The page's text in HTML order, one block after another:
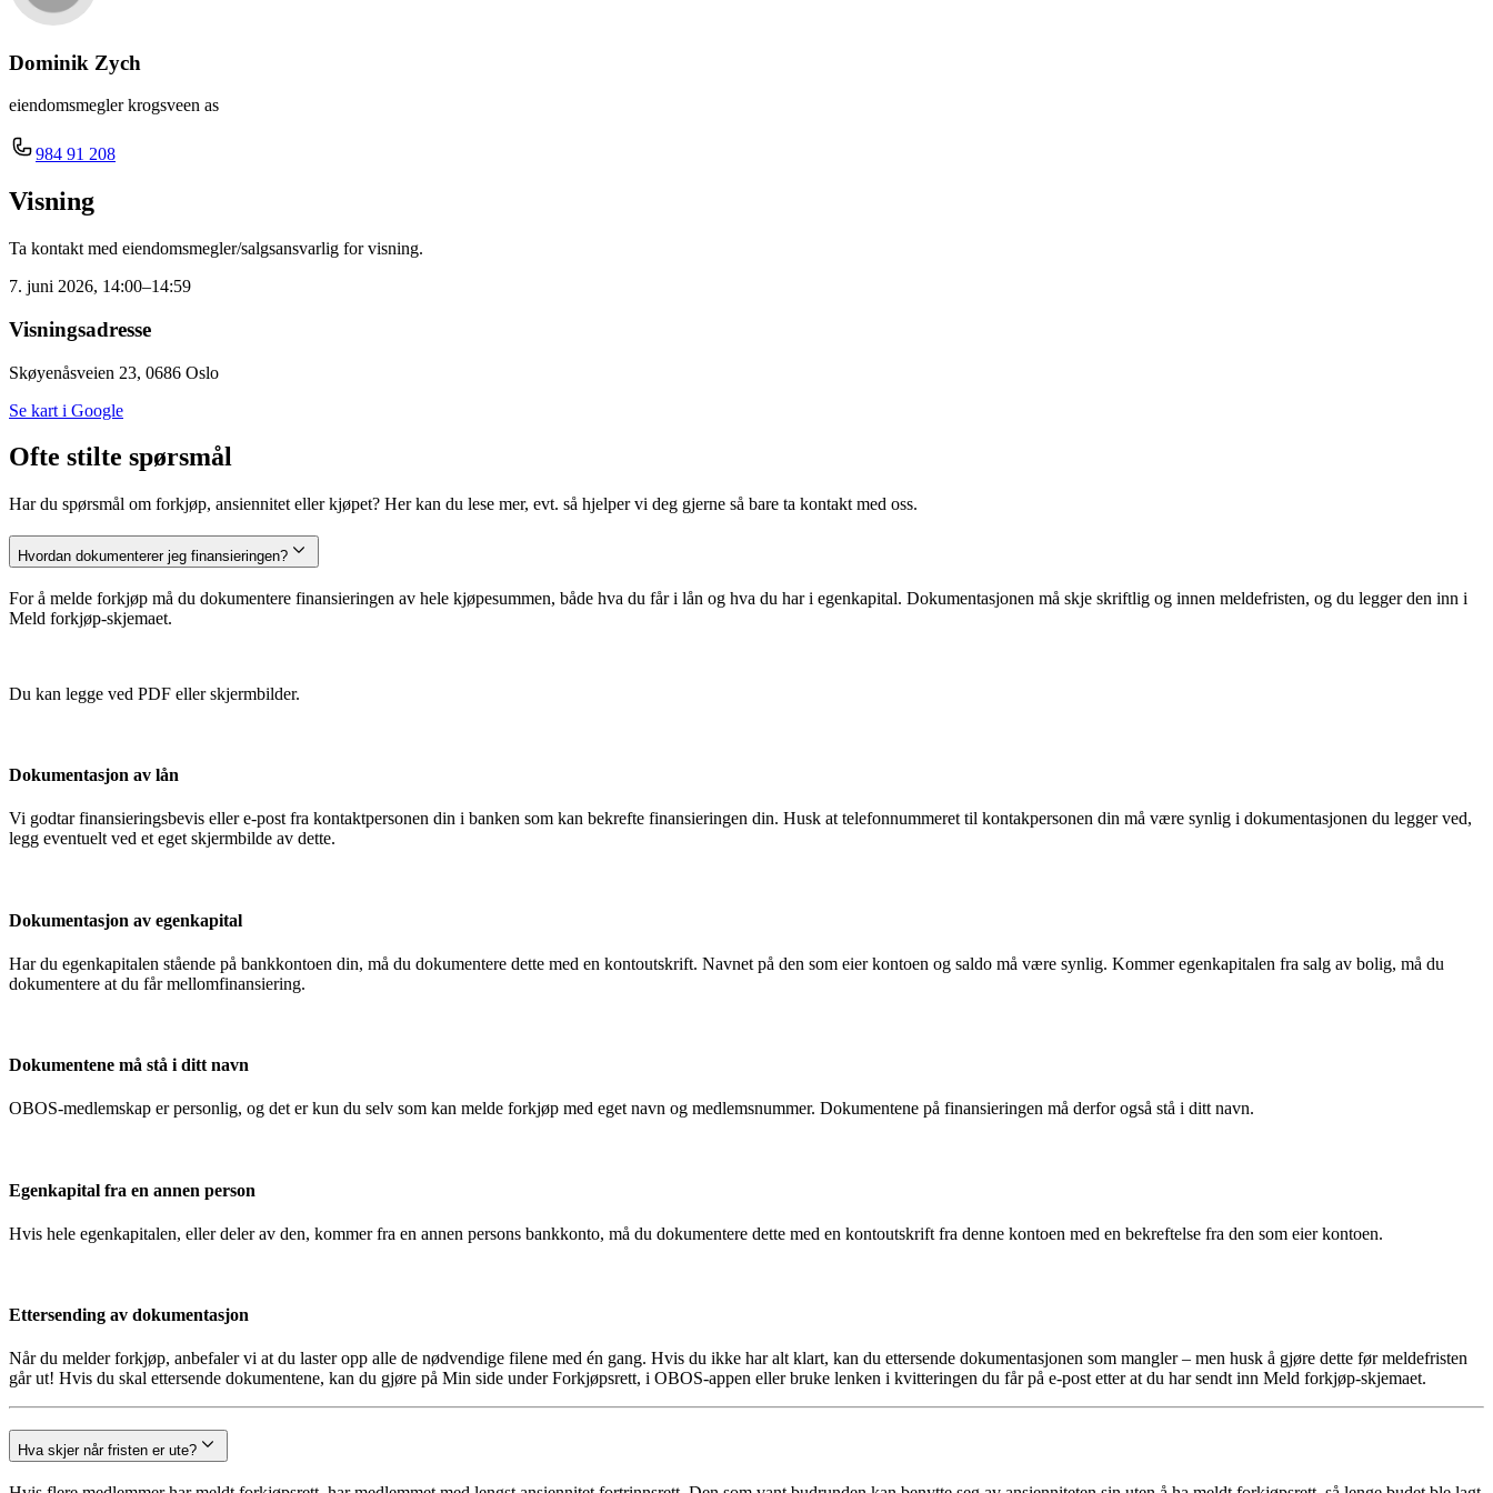
Dominik Zych
eiendomsmegler krogsveen as
984 91 208
Visning
Ta kontakt med eiendomsmegler/salgsansvarlig for visning.
7. juni 2026, 14:00–14:59
Visningsadresse
Skøyenåsveien 23, 0686 Oslo
Se kart i Google
Ofte stilte spørsmål
Har du spørsmål om forkjøp, ansiennitet eller kjøpet? Her kan du lese mer, evt. så hjelper vi deg gjerne så bare ta kontakt med oss.
Hvordan dokumenterer jeg finansieringen?
For å melde forkjøp må du dokumentere finansieringen av hele kjøpesummen, både hva du får i lån og hva du har i egenkapital. Dokumentasjonen må skje skriftlig og innen meldefristen, og du legger den inn i
Meld forkjøp-skjemaet.
Du kan legge ved PDF eller skjermbilder.
Dokumentasjon av lån
Vi godtar finansieringsbevis eller e-post fra kontaktpersonen din i banken som kan bekrefte finansieringen din. Husk at telefonnummeret til kontakpersonen din må være synlig i dokumentasjonen du legger ved,
legg eventuelt ved et eget skjermbilde av dette.
Dokumentasjon av egenkapital
Har du egenkapitalen stående på bankkontoen din, må du dokumentere dette med en kontoutskrift. Navnet på den som eier kontoen og saldo må være synlig. Kommer egenkapitalen fra salg av bolig, må du
dokumentere at du får mellomfinansiering.
Dokumentene må stå i ditt navn
OBOS-medlemskap er personlig, og det er kun du selv som kan melde forkjøp med eget navn og medlemsnummer. Dokumentene på finansieringen må derfor også stå i ditt navn.
Egenkapital fra en annen person
Hvis hele egenkapitalen, eller deler av den, kommer fra en annen persons bankkonto, må du dokumentere dette med en kontoutskrift fra denne kontoen med en bekreftelse fra den som eier kontoen.
Ettersending av dokumentasjon
Når du melder forkjøp, anbefaler vi at du laster opp alle de nødvendige filene med én gang. Hvis du ikke har alt klart, kan du ettersende dokumentasjonen som mangler – men husk å gjøre dette før meldefristen
går ut! Hvis du skal ettersende dokumentene, kan du gjøre på Min side under Forkjøpsrett, i OBOS-appen eller bruke lenken i kvitteringen du får på e-post etter at du har sendt inn Meld forkjøp-skjemaet.
Hva skjer når fristen er ute?